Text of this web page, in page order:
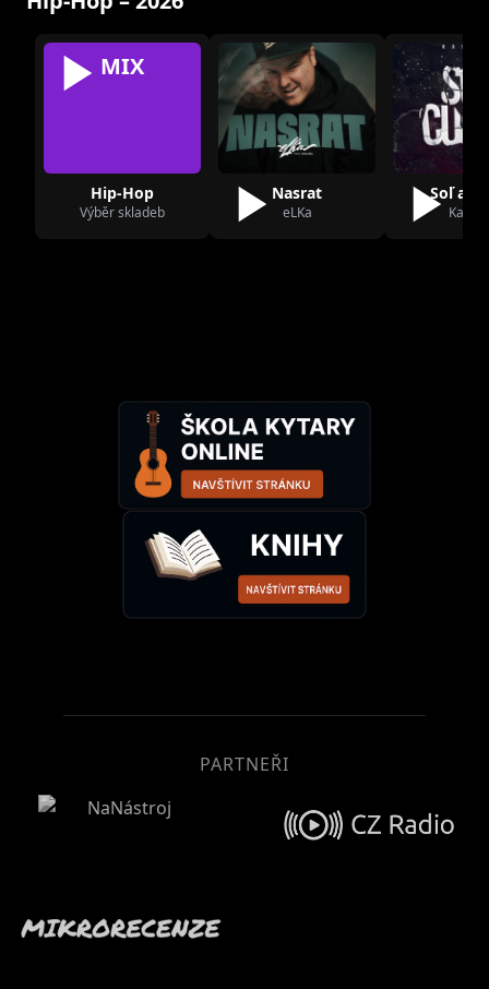
MIX
Hip-Hop
Výběr skladeb
Nasrat
eLKa
Soľ a
PARTNEŘI